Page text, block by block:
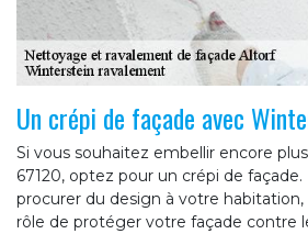
Un crépi de façade avec
Si vous souhaitez embellir encore
67120, optez pour un crépi de façade.
procurer du design à votre habitation,
rôle de protéger votre façade contre